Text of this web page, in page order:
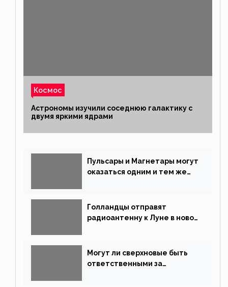
Космос
Астрономы изучили соседнюю галактику с
двумя яркими ядрами
Пульсары и Магнетары могут
оказаться одним и тем же
Голландцы отправят
радиоантенну к Луне в новой
Могут ли сверхновые быть
ответственными за